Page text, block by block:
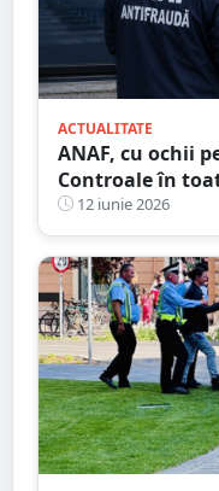
ACTUALITATE
ANAF, cu ochii
Controale în
confiscări de
12 iunie 2026